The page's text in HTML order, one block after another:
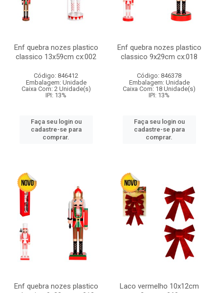
Enf quebra nozes plastico
classico 13x59cm cx:002
Código: 846412
Embalagem: Unidade
Caixa Com: 2 Unidade(s)
IPI: 13%
Faça seu login ou
cadastre-se para
comprar.
Enf quebra nozes plastico
classico 9x29cm cx:018
Código: 846378
Embalagem: Unidade
Caixa Com: 18 Unidade(s)
IPI: 13%
Faça seu login ou
cadastre-se para
comprar.
Enf quebra nozes plastico
Laco vermelho 10x12cm